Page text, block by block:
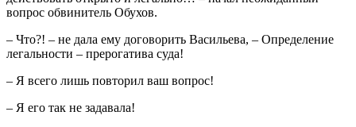
вопрос обвинитель Обухов.
– Что?! – не дала ему договорить Васильева, – Определение
легальности – прерогатива суда!
– Я всего лишь повторил ваш вопрос!
– Я его так не задавала!